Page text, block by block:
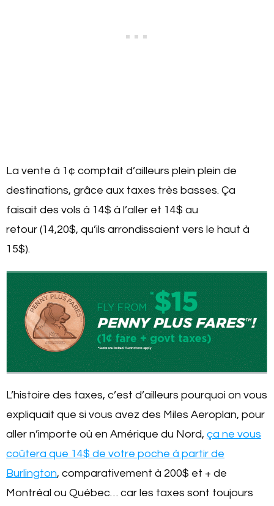
La vente à 1¢ comptait d’ailleurs plein plein de
destinations, grâce aux taxes très basses. Ça
faisait des vols à 14$ à l’aller et 14$ au
retour (14,20$, qu’ils arrondissaient vers le haut à
15$).
L’histoire des taxes, c’est d’ailleurs pourquoi on vous
expliquait que si vous avez des Miles Aeroplan, pour
aller n’importe où en Amérique du Nord, ça ne vous
coûtera que 14$ de votre poche à partir de
Burlington, comparativement à 200$ et + de
Montréal ou Québec… car les taxes sont toujours